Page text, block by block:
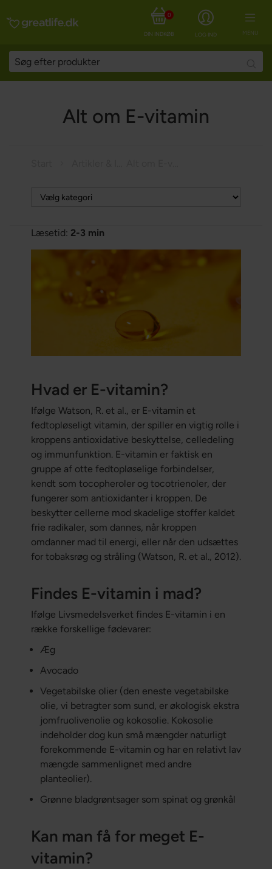
MENU
LOG IND
DIN INDKØBSKURV
0
Alt om E-vitamin
Læsetid: 2-3 min
Hvad er E-vitamin?
Ifølge Watson, R. et al., er E-vitamin et
fedtopløseligt vitamin, der spiller en vigtig rolle i
kroppens antioxidative beskyttelse, celledeling
og immunfunktion. E-vitamin er faktisk en
gruppe af otte fedtopløselige forbindelser,
kendt som tocopheroler og tocotrienoler, der
fungerer som antioxidanter i kroppen. De
beskytter cellerne mod skadelige stoffer kaldet
frie radikaler, som dannes, når kroppen
omdanner mad til energi, eller når den udsættes
for tobaksrøg og stråling (Watson, R. et al., 2012).
Findes E-vitamin i mad?
Ifølge Livsmedelsverket findes E-vitamin i en
række forskellige fødevarer:
Æg
Avocado
Vegetabilske olier (den eneste vegetabilske
olie, vi betragter som sund, er økologisk ekstra
jomfruolivenolie og kokosolie. Kokosolie
indeholder dog kun små mængder naturligt
forekommende E-vitamin og har en relativt lav
mængde sammenlignet med andre
planteolier).
Grønne bladgrøntsager som spinat og grønkål
Kan man få for meget E-
vitamin?